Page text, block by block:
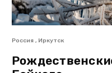
Россия , Иркутск